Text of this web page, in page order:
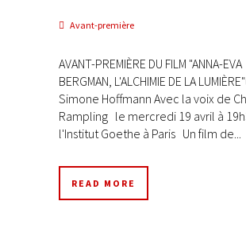
Avant-première
AVANT-PREMIÈRE DU FILM "ANNA-EVA
BERGMAN, L'ALCHIMIE DE LA
Simone Hoffmann Avec la voix de
Rampling le mercredi 19 avril à
l'Institut Goethe à Paris Un film de...
READ MORE